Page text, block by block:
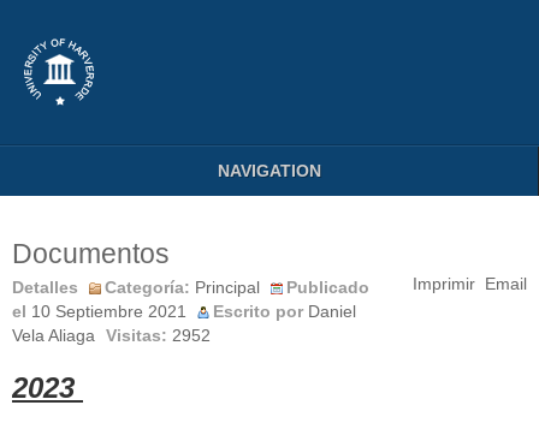
NAVIGATION
Documentos
Imprimir Email
Detalles Categoría: Principal
Publicado
el 10 Septiembre 2021 Escrito por Daniel
Vela Aliaga
Visitas: 2952
2023